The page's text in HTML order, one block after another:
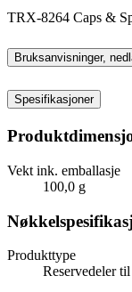
TRX-8264 Caps &
Bruksanvisninger,
Spesifikasjoner
Vekt ink. emballasje
100,0 g
Produkttype
Reservedeler